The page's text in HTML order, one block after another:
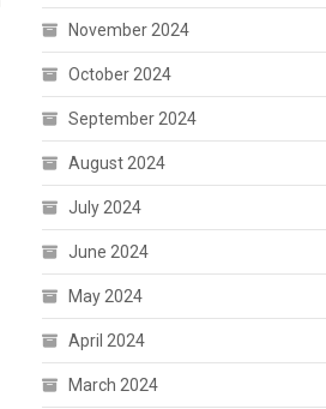
November 2024
October 2024
September 2024
August 2024
July 2024
June 2024
May 2024
April 2024
March 2024